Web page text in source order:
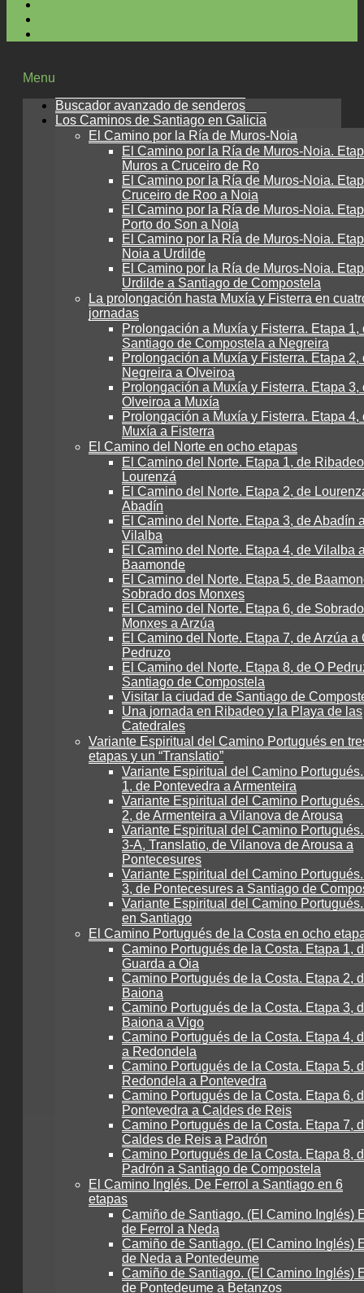
Menu
Buscador avanzado de senderos
Los Caminos de Santiago en Galicia
El Camino por la Ría de Muros-Noia
El Camino por la Ría de Muros-Noia.
Muros a Cruceiro de Ro
El Camino por la Ría de Muros-Noia.
Cruceiro de Roo a Noia
El Camino por la Ría de Muros-Noia.
Porto do Son a Noia
El Camino por la Ría de Muros-Noia.
Noia a Urdilde
El Camino por la Ría de Muros-Noia.
Urdilde a Santiago de Compostela
La prolongación hasta Muxía y Fisterra en
jornadas
Prolongación a Muxía y Fisterra. Etapa 1,
Santiago de Compostela a Negreira
Prolongación a Muxía y Fisterra. Etapa 2,
Negreira a Olveiroa
Prolongación a Muxía y Fisterra. Etapa 3,
Olveiroa a Muxía
Prolongación a Muxía y Fisterra. Etapa 4,
Muxía a Fisterra
El Camino del Norte en ocho etapas
El Camino del Norte. Etapa 1, de
Lourenzá
El Camino del Norte. Etapa 2, de
Abadín
El Camino del Norte. Etapa 3, de Abadín
Vilalba
El Camino del Norte. Etapa 4, de Vilalba
Baamonde
El Camino del Norte. Etapa 5, de
Sobrado dos Monxes
El Camino del Norte. Etapa 6, de
Monxes a Arzúa
El Camino del Norte. Etapa 7, de Arzúa a
Pedruzo
El Camino del Norte. Etapa 8, de O
Santiago de Compostela
Visitar la ciudad de Santiago de
Una jornada en Ribadeo y la Playa de las
Catedrales
Variante Espiritual del Camino Portugués en
etapas y un “Translatio”
Variante Espiritual del Camino
1, de Pontevedra a Armenteira
Variante Espiritual del Camino
2, de Armenteira a Vilanova de Arousa
Variante Espiritual del Camino
3-A, Translatio, de Vilanova de Arousa a
Pontecesures
Variante Espiritual del Camino
3, de Pontecesures a Santiago de
Variante Espiritual del Camino
en Santiago
El Camino Portugués de la Costa en ocho
Camino Portugués de la Costa. Etapa 1,
Guarda a Oia
Camino Portugués de la Costa. Etapa 2,
Baiona
Camino Portugués de la Costa. Etapa 3,
Baiona a Vigo
Camino Portugués de la Costa. Etapa 4,
a Redondela
Camino Portugués de la Costa. Etapa 5,
Redondela a Pontevedra
Camino Portugués de la Costa. Etapa 6,
Pontevedra a Caldes de Reis
Camino Portugués de la Costa. Etapa 7,
Caldes de Reis a Padrón
Camino Portugués de la Costa. Etapa 8,
Padrón a Santiago de Compostela
El Camino Inglés. De Ferrol a Santiago en 6
etapas
Camiño de Santiago. (El Camino Inglés)
de Ferrol a Neda
Camiño de Santiago. (El Camino Inglés)
de Neda a Pontedeume
Camiño de Santiago. (El Camino Inglés)
de Pontedeume a Betanzos